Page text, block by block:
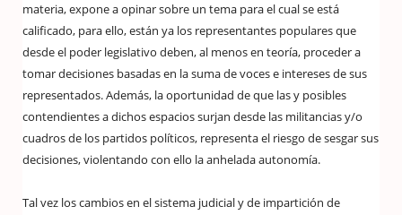
materia, expone a opinar sobre un tema para el cual se está
calificado, para ello, están ya los representantes populares que
desde el poder legislativo deben, al menos en teoría, proceder a
tomar decisiones basadas en la suma de voces e intereses de sus
representados. Además, la oportunidad de que las y posibles
contendientes a dichos espacios surjan desde las militancias y/o
cuadros de los partidos políticos, representa el riesgo de sesgar sus
decisiones, violentando con ello la anhelada autonomía.
Tal vez los cambios en el sistema judicial y de impartición de